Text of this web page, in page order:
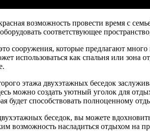
возможность провести время с
соответствующее
сооружения, которые предлагают
использоваться как спальня или
этажа двухэтажных беседок
можно создать уютный уголок для
будет способствовать полноценному
беседок, вы можете
возможность насладиться отдыхом на